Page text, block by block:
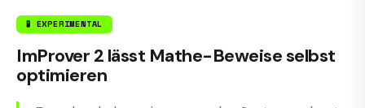
🧪 EXPERIMENTAL
ImProver 2 lässt Mathe-Beweise selbst
optimieren